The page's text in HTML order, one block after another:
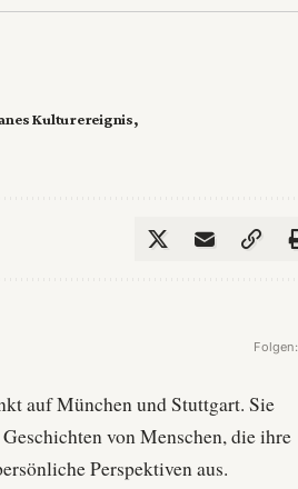
Kulturereignis
Folgen:
auf München und Stuttgart. Sie
von Menschen, die ihre
Perspektiven aus.